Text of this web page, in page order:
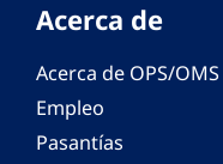
Acerca de
Acerca de OPS/OMS
Empleo
Pasantías